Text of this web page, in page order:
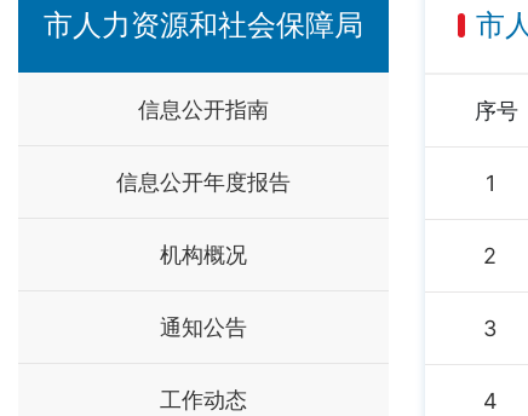
市人力资源和社会保障局
信息公开指南
信息公开年度报告
机构概况
通知公告
工作动态
市
序号
1
2
3
4